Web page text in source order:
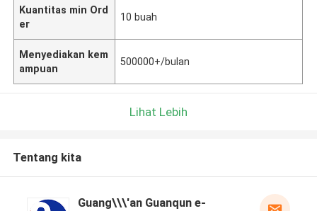
Kuantitas min Ord
er
10 buah
Menyediakan kem
ampuan
500000+/bulan
Lihat Lebih
Tentang kita
Guang\\\'an Guanqun e-